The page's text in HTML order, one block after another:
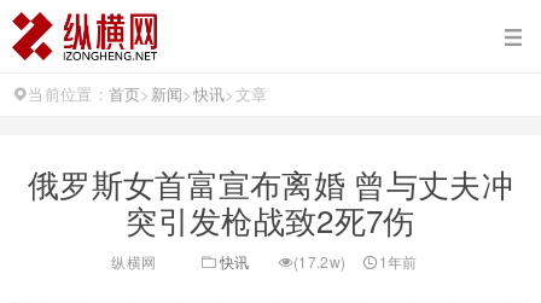
当前位置： 首页> 新闻>快讯>文章
俄罗斯女首富宣布离婚 曾与丈夫冲
突引发枪战致2死7伤
纵横网 快讯 (17.2w) 1年前